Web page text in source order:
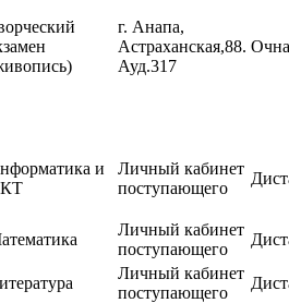
г. Анапа,
Астраханская,88.
Ауд.317
и
Личный кабинет
поступающего
Личный кабинет
поступающего
Личный кабинет
поступающего